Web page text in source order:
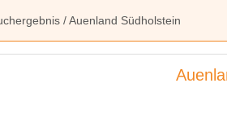
/ Auenland Südholstein